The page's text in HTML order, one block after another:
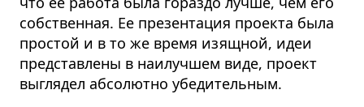
собственная. Ее презентация проекта была
простой и в то же время изящной, идеи
представлены в наилучшем виде, проект
выглядел абсолютно убедительным.